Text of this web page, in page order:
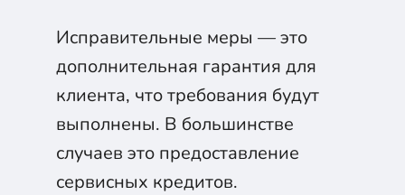
Исправительные меры — это
дополнительная гарантия для
клиента, что требования будут
выполнены. В большинстве
случаев это предоставление
сервисных кредитов.